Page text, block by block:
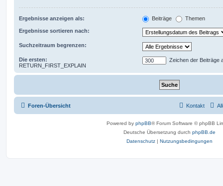
Ergebnisse anzeigen als: Beiträge Themen
Ergebnisse sortieren nach:
Suchzeitraum begrenzen:
Die ersten:
RETURN_FIRST_EXPLAIN
Zeichen der Beiträge
Foren-Übersicht Kontakt
Powered by phpBB® Forum Software © phpBB
Deutsche Übersetzung durch phpBB.de
Datenschutz | Nutzungsbedingungen